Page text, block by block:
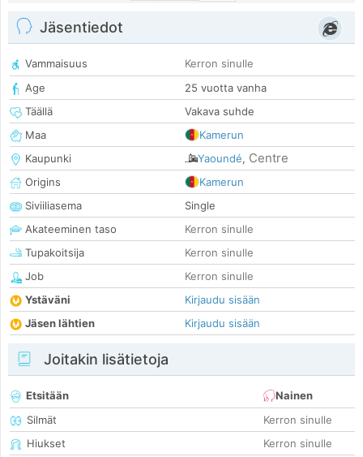
Jäsentiedot
Vammaisuus
Kerron sinulle
Age
25 vuotta vanha
Täällä
Vakava suhde
Maa
Kamerun
Kaupunki
Yaoundé, Centre
Origins
Kamerun
Siviiliasema
Single
Akateeminen taso
Kerron sinulle
Tupakoitsija
Kerron sinulle
Job
Kerron sinulle
Ystäväni
Kirjaudu sisään
Jäsen lähtien
Kirjaudu sisään
Joitakin lisätietoja
Etsitään
Nainen
Silmät
Kerron sinulle
Hiukset
Kerron sinulle